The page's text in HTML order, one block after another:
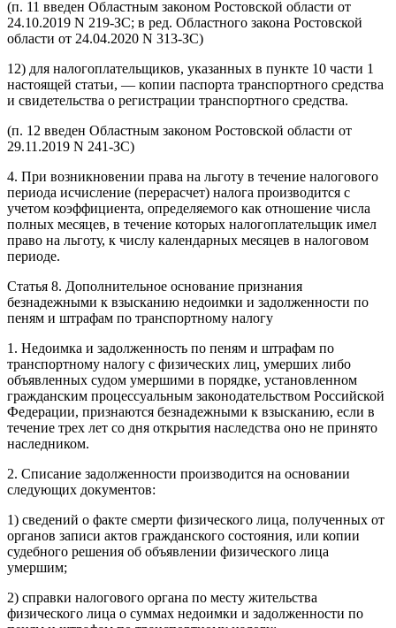
(п. 11 введен Областным законом Ростовской области от
24.10.2019 N 219-ЗС; в ред. Областного закона Ростовской
области от 24.04.2020 N 313-ЗС)
12) для налогоплательщиков, указанных в пункте 10 части 1
настоящей статьи, — копии паспорта транспортного средства
и свидетельства о регистрации транспортного средства.
(п. 12 введен Областным законом Ростовской области от
29.11.2019 N 241-ЗС)
4. При возникновении права на льготу в течение налогового
периода исчисление (перерасчет) налога производится с
учетом коэффициента, определяемого как отношение числа
полных месяцев, в течение которых налогоплательщик имел
право на льготу, к числу календарных месяцев в налоговом
периоде.
Статья 8. Дополнительное основание признания
безнадежными к взысканию недоимки и задолженности по
пеням и штрафам по транспортному налогу
1. Недоимка и задолженность по пеням и штрафам по
транспортному налогу с физических лиц, умерших либо
объявленных судом умершими в порядке, установленном
гражданским процессуальным законодательством Российской
Федерации, признаются безнадежными к взысканию, если в
течение трех лет со дня открытия наследства оно не принято
наследником.
2. Списание задолженности производится на основании
следующих документов:
1) сведений о факте смерти физического лица, полученных от
органов записи актов гражданского состояния, или копии
судебного решения об объявлении физического лица
умершим;
2) справки налогового органа по месту жительства
физического лица о суммах недоимки и задолженности по